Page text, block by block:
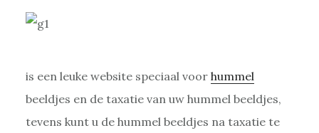
is een leuke website speciaal voor hummel
beeldjes en de taxatie van uw hummel beeldjes,
tevens kunt u de hummel beeldjes na taxatie te